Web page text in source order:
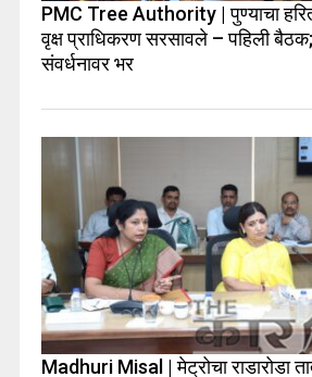
PMC Tree Authority | पुण्याचा हरित
वृक्ष प्राधिकरण सरसावले – पहिली
संवर्धनावर भर
Madhuri Misal | मेट्रोचा राडारोडा